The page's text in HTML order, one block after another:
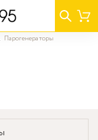
Парогенераторы